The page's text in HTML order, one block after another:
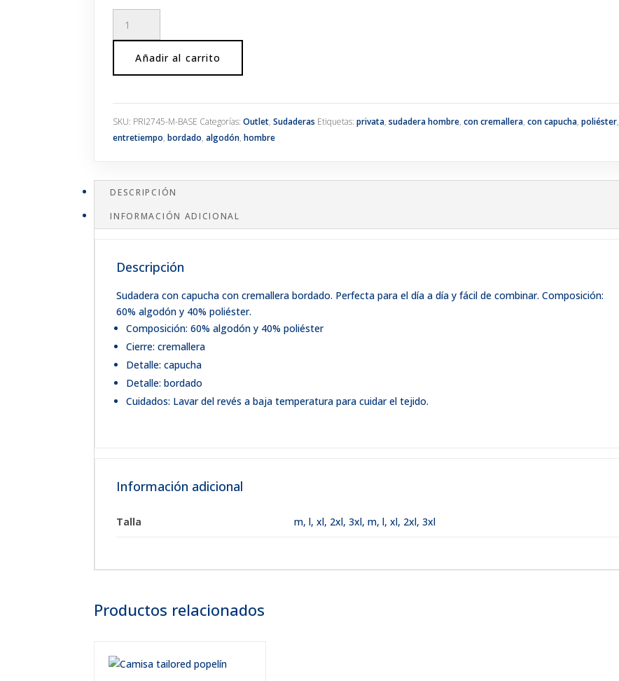
con
Añadir al carrito
SKU: PRI2745-M-BASE Categorías:Outlet,Sudaderas Etiquetas:privata,sudadera hombre,con cremallera,con capucha,poliéster,
entretiempo,bordado,algodón,hombre
DESCRIPCIÓN
INFORMACIÓN ADICIONAL
Descripción
Sudadera con capucha con cremallera bordado. Perfecta para el día a día y fácil de combinar. Composición:
60% algodón y 40% poliéster.
Composición: 60% algodón y 40% poliéster
Cierre: cremallera
Detalle: capucha
Detalle: bordado
Cuidados: Lavar del revés a baja temperatura para cuidar el tejido.
Información adicional
Talla m,l,xl, 2xl,3xl,m, l, xl, 2xl, 3xl
Productos relacionados